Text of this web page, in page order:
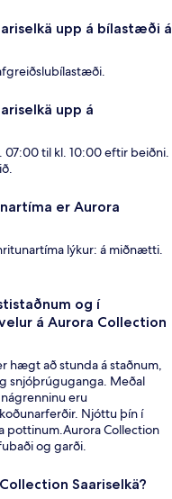
upp á bílastæði á
upp á
07:00 til kl. 10:00 eftir beiðni.
er Aurora
lýkur: á miðnætti.
og í
á Aurora Collection
hægt að stunda á staðnum,
snjóþrúguganga. Meðal
eru
Njóttu þín í
pottinum.Aurora Collection
og garði.
Saariselkä?